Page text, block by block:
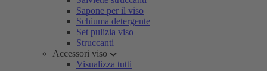
Sapone per il viso
Schiuma detergente
Set pulizia viso
Struccanti
Accessori viso
Visualizza tutti